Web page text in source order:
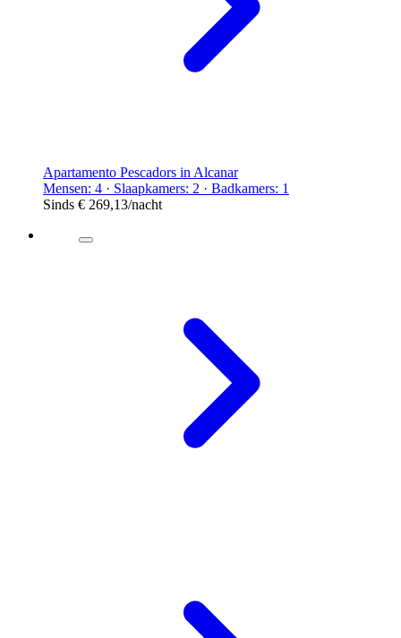
Apartamento Pescadors in Alcanar
Mensen: 4 · Slaapkamers: 2 · Badkamers: 1
Sinds € 269,13/nacht